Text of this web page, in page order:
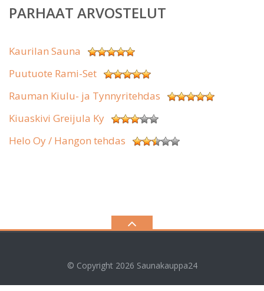
PARHAAT ARVOSTELUT
Kaurilan Sauna
Puutuote Rami-Set
Rauman Kiulu- ja Tynnyritehdas
Kiuaskivi Greijula Ky
Helo Oy / Hangon tehdas
© Copyright 2026 Saunakauppa24